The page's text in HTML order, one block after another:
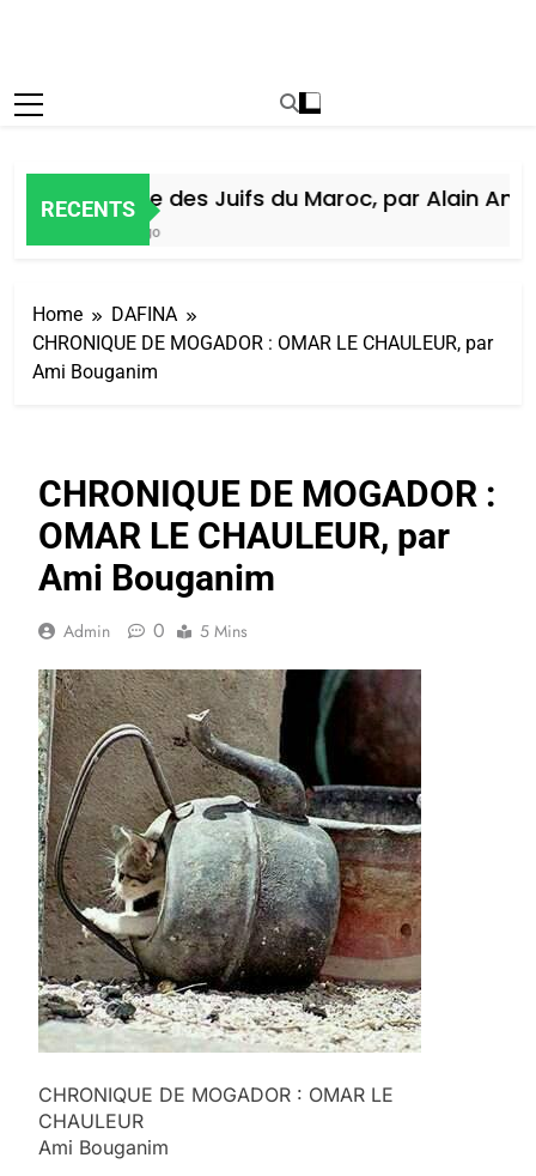
RECENTS
Histoire des Juifs du Maroc, par Alain Amiel
Home
DAFINA
CHRONIQUE DE MOGADOR : OMAR LE CHAULEUR, par
Ami Bouganim
CHRONIQUE DE MOGADOR :
OMAR LE CHAULEUR, par
Ami Bouganim
Admin 0 5 Mins
CHRONIQUE DE MOGADOR : OMAR LE
CHAULEUR
Ami Bouganim